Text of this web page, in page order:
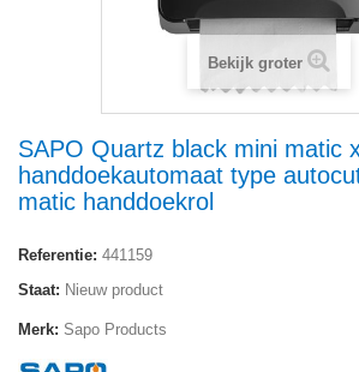
Bekijk groter
SAPO Quartz black mini matic
handdoekautomaat type
matic handdoekrol
Referentie: 441159
Staat: Nieuw product
Merk: Sapo Products